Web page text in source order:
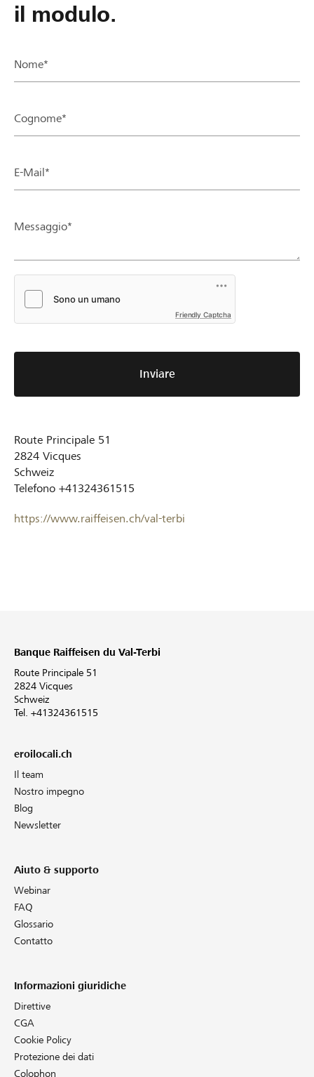
il modulo.
Nome*
Cognome*
E-Mail*
Messaggio*
Friendly Captcha
Inviare
Route Principale 51
2824 Vicques
Schweiz
Telefono +41324361515
https://www.raiffeisen.ch/val-terbi
Banque Raiffeisen du Val-Terbi
Route Principale 51
2824 Vicques
Schweiz
Tel. +41324361515
eroilocali.ch
Il team
Nostro impegno
Blog
Newsletter
Aiuto & supporto
Webinar
FAQ
Glossario
Contatto
Informazioni giuridiche
Direttive
CGA
Cookie Policy
Protezione dei dati
Colophon